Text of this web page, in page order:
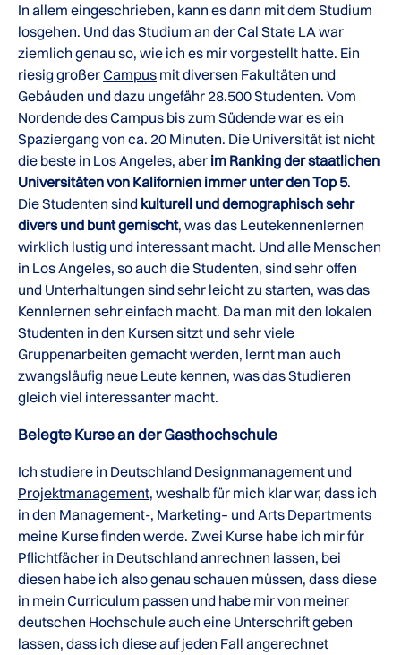
In allem eingeschrieben, kann es dann mit dem Studium
losgehen. Und das Studium an der Cal State LA war
ziemlich genau so, wie ich es mir vorgestellt hatte. Ein
riesig großerCampus mit diversen Fakultäten und
Gebäuden und dazu ungefähr 28.500 Studenten. Vom
Nordende des Campus bis zum Südende war es ein
Spaziergang von ca. 20 Minuten. Die Universität ist nicht
die beste in Los Angeles, aber im Ranking der staatlichen
Universitäten von Kalifornien immer unter den Top 5.
Die Studenten sind kulturell und demographisch sehr
divers und bunt gemischt, was das Leutekennenlernen
wirklich lustig und interessant macht. Und alle Menschen
in Los Angeles, so auch die Studenten, sind sehr offen
und Unterhaltungen sind sehr leicht zu starten, was das
Kennlernen sehr einfach macht. Da man mit den lokalen
Studenten in den Kursen sitzt und sehr viele
Gruppenarbeiten gemacht werden, lernt man auch
zwangsläufig neue Leute kennen, was das Studieren
gleich viel interessanter macht.
Belegte Kurse an der Gasthochschule
Ich studiere in Deutschland Designmanagement und
Projektmanagement, weshalb für mich klar war, dass ich
in den Management-, Marketing– und Arts Departments
meine Kurse finden werde. Zwei Kurse habe ich mir für
Pflichtfächer in Deutschland anrechnen lassen, bei
diesen habe ich also genau schauen müssen, dass diese
in mein Curriculum passen und habe mir von meiner
deutschen Hochschule auch eine Unterschrift geben
lassen, dass ich diese auf jeden Fall angerechnet